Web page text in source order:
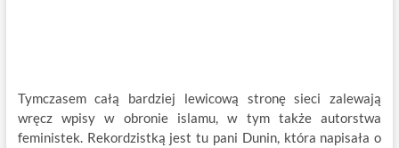
Tymczasem całą bardziej lewicową stronę sieci zalewają
wręcz wpisy w obronie islamu, w tym także autorstwa
feministek. Rekordzistką jest tu pani Dunin, która napisała o